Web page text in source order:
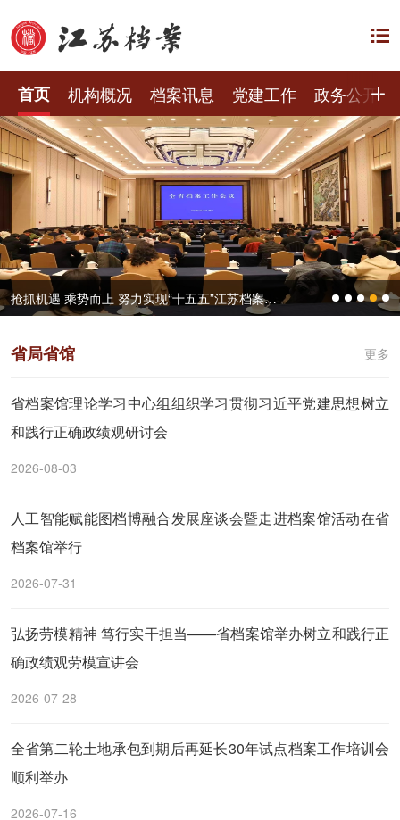
首页 机构概况 档案讯息 党建工作 政务公开
抢抓机遇 乘势而上 努力实现“十五五”江苏档案工作良好开局——全省档案工作会议在宁召开
省局省馆 更多
省档案馆理论学习中心组组织学习贯彻习近平党建思想树立
和践行正确政绩观研讨会
2026-08-03
人工智能赋能图档博融合发展座谈会暨走进档案馆活动在省
档案馆举行
2026-07-31
弘扬劳模精神 笃行实干担当——省档案馆举办树立和践行正
确政绩观劳模宣讲会
2026-07-28
全省第二轮土地承包到期后再延长30年试点档案工作培训会
顺利举办
2026-07-16